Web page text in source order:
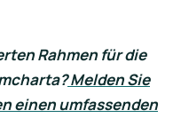
Rahmen für die
Melden Sie
einen umfassenden